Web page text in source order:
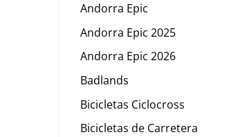
Andorra Epic
Andorra Epic 2025
Andorra Epic 2026
Badlands
Bicicletas Ciclocross
Bicicletas de Carretera